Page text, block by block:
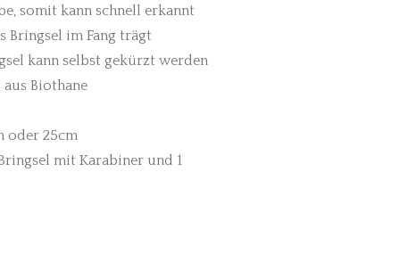
somit kann schnell erkannt
Bringsel im Fang trägt
kann selbst gekürzt werden
Biothane
oder 25cm
mit Karabiner und 1